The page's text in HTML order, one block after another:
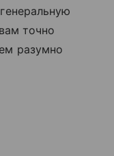
точно
разумно